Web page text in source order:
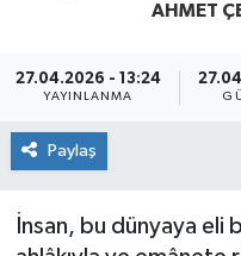
AHMET
27.04.2026 - 13:24
YAYINLANMA
Paylaş
İnsan, bu dünyaya